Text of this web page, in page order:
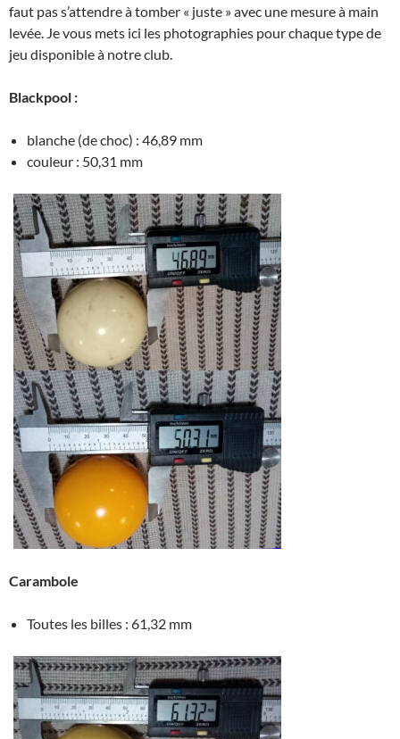
faut pas s’attendre à tomber « juste » avec une mesure à main
levée. Je vous mets ici les photographies pour chaque type de
jeu disponible à notre club.
Blackpool :
blanche (de choc) : 46,89 mm
couleur : 50,31 mm
Carambole
Toutes les billes : 61,32 mm